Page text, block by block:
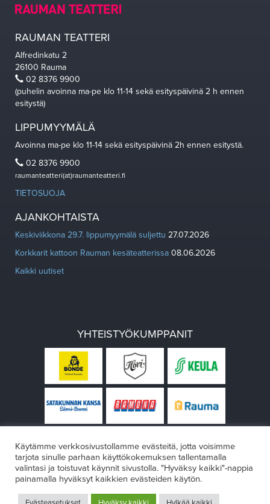
RAUMAN TEATTERI
Alfredinkatu 2
26100 Rauma
02 8376 9900
(puhelin avoinna ma-pe klo 11-14 sekä esityspäivinä 2 h ennen
esitystä)
LIPPUMYYMÄLÄ
Avoinna ma-pe klo 11-14 sekä esityspäivinä 2h ennen esitystä.
02 8376 9900
raumanteatteri(at)raumanteatteri.fi
TIETOSUOJA
AJANKOHTAISTA
Keskiviikkona 29.7. lippumyymälä suljettu 27.07.2026
Korkkarit kattoon Rauman kesäteatterissa 08.06.2026
Kaikki uutiset
YHTEISTYÖKUMPPANIT
Käytämme verkkosivustollamme evästeitä, jotta voisimme
tarjota sinulle parhaan käyttökokemuksen tallentamalla
valintasi ja toistuvat käynnit sivustolla. "Hyväksy kaikki"-nappia
painamalla hyväksyt kaikkien evästeiden käytön.